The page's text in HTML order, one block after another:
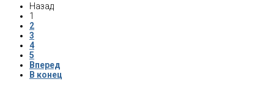
Назад
1
2
3
4
5
Вперед
В конец